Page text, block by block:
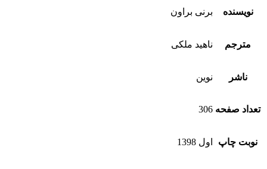
نویسنده برنی براون
مترجم ناهید ملکی
ناشر نوین
تعداد صفحه 306
نوبت چاپ اول 1398